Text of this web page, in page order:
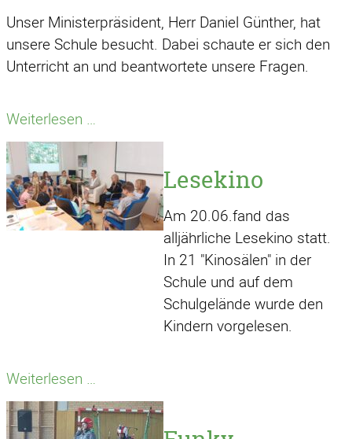
Unser Ministerpräsident, Herr Daniel Günther, hat
unsere Schule besucht. Dabei schaute er sich den
Unterricht an und beantwortete unsere Fragen.
Weiterlesen …
unseres
Ministerpräsidenten
Lesekino
Am 20.06.fand das
alljährliche Lesekino statt.
In 21 "Kinosälen" in der
Schule und auf dem
Schulgelände wurde den
Kindern vorgelesen.
Weiterlesen …